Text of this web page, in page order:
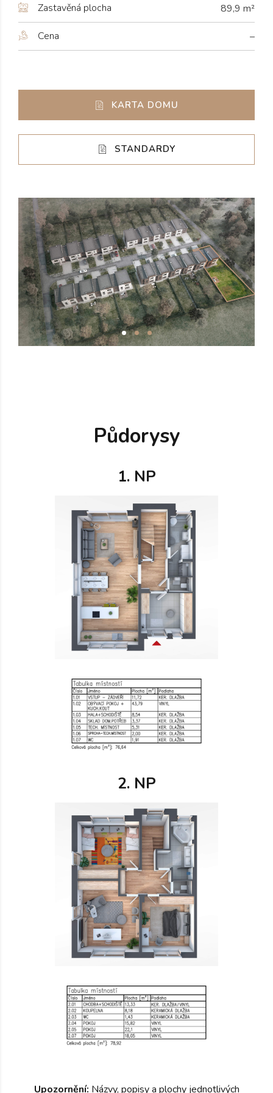
Zastavěná plocha 89,9 m²
Cena –
KARTA DOMU
STANDARDY
Půdorysy
1. NP
2. NP
Upozornění: Názvy, popisy a plochy jednotlivých